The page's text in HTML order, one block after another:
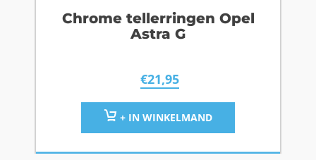
Chrome tellerringen Opel
Astra G
€21,95
+ IN WINKELMAND